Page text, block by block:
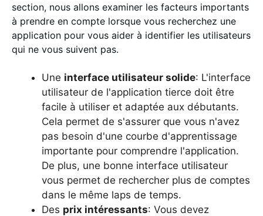
section, nous allons examiner les facteurs importants
à prendre en compte lorsque vous recherchez une
application pour vous aider à identifier les utilisateurs
qui ne vous suivent pas.
Une interface utilisateur solide: L'interface
utilisateur de l'application tierce doit être
facile à utiliser et adaptée aux débutants.
Cela permet de s'assurer que vous n'avez
pas besoin d'une courbe d'apprentissage
importante pour comprendre l'application.
De plus, une bonne interface utilisateur
vous permet de rechercher plus de comptes
dans le même laps de temps.
Des prix intéressants: Vous devez